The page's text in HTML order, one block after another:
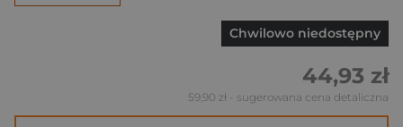
Chwilowo niedostępny
44,93 zł
59,90 zł - sugerowana cena detaliczna